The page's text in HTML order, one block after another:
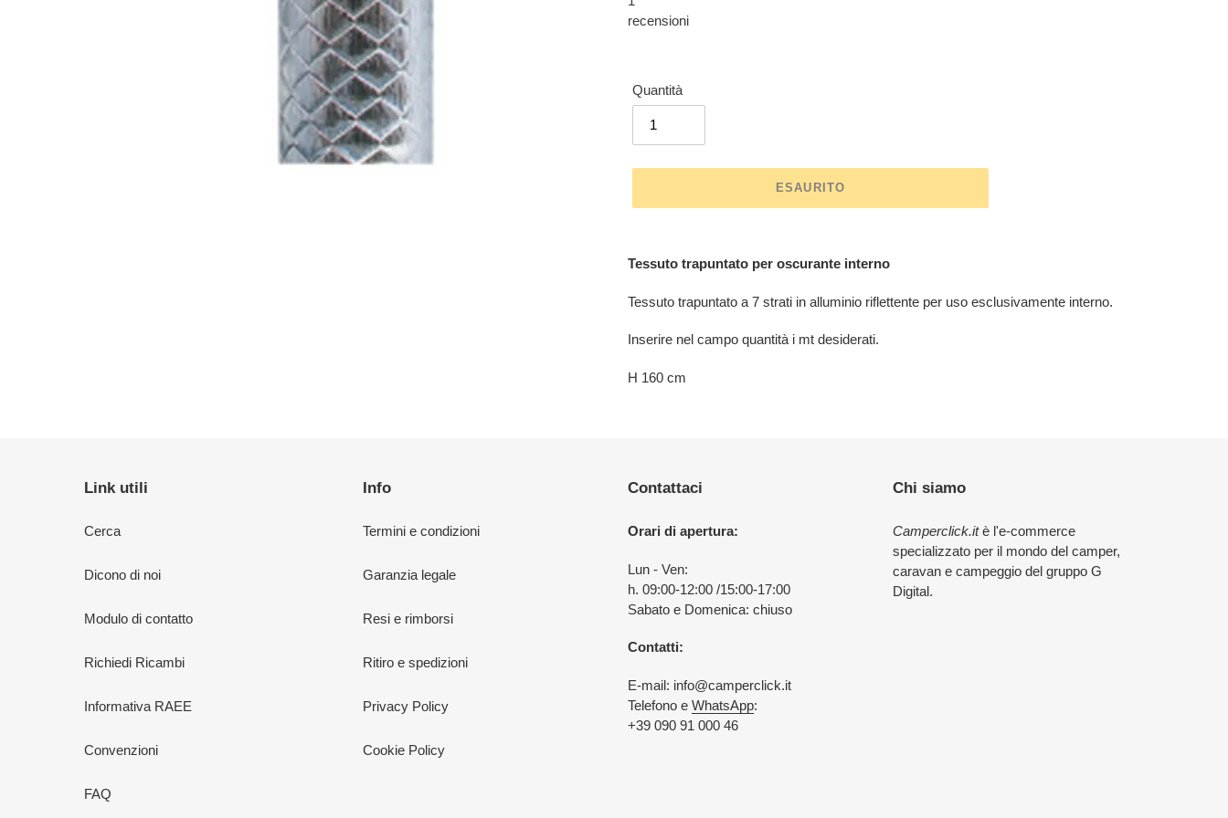
recensioni
Quantità
ESAURITO
del
nel
Tessuto trapuntato per oscurante interno
Tessuto trapuntato a 7 strati in alluminio riflettente per uso esclusivamente interno.
Inserire nel campo quantità i mt desiderati.
H 160 cm
Link utili
Cerca
Dicono di noi
Modulo di contatto
Richiedi Ricambi
Informativa RAEE
Convenzioni
FAQ
Info
Termini e condizioni
Garanzia legale
Resi e rimborsi
Ritiro e spedizioni
Privacy Policy
Cookie Policy
Contattaci
Orari di apertura:
Lun - Ven:
h. 09:00-12:00 /15:00-17:00
Sabato e Domenica: chiuso
Contatti:
E-mail: info@camperclick.it
Telefono e WhatsApp:
+39 090 91 000 46
Chi siamo
Camperclick.itè l'e-commerce
specializzato per il mondo del camper,
caravan e campeggio del gruppo G
Digital.